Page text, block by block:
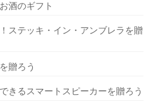
酒のギフト
ステッキ・イン・アンブレラを贈
贈ろう
きるスマートスピーカーを贈ろう